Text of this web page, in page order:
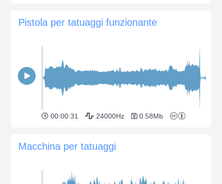
Pistola per tatuaggi funzionante
00:00:31 24000Hz 0.58Mb
Macchina per tatuaggi